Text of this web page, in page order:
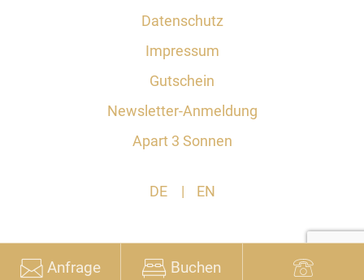
Datenschutz
Impressum
Gutschein
Newsletter-Anmeldung
Apart 3 Sonnen
DE EN
Anfrage Buchen